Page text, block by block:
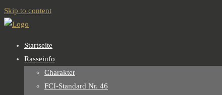
Skip to content
Startseite
Rasseinfo
Charakter
FCI-Standard Nr. 46